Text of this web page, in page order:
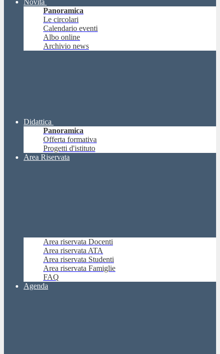
Novità
Panoramica
Le circolari
Calendario eventi
Albo online
Archivio news
Didattica
Panoramica
Offerta formativa
Progetti d'istituto
Area Riservata
Area riservata Docenti
Area riservata ATA
Area riservata Studenti
Area riservata Famiglie
FAQ
Agenda